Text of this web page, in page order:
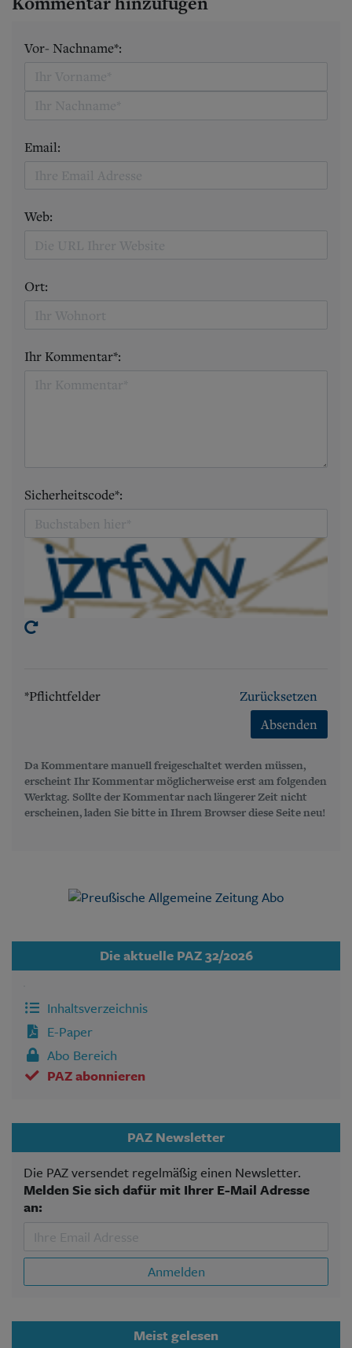
Vor- Nachname*:
Email:
Web:
Ort:
Ihr Kommentar*:
Sicherheitscode*:
*Pflichtfelder
Zurücksetzen
Absenden
Da Kommentare manuell freigeschaltet werden müssen,
erscheint Ihr Kommentar möglicherweise erst am folgenden
Werktag. Sollte der Kommentar nach längerer Zeit nicht
erscheinen, laden Sie bitte in Ihrem Browser diese Seite neu!
Die aktuelle PAZ 32/2026
Inhaltsverzeichnis
E-Paper
Abo Bereich
PAZ abonnieren
PAZ Newsletter
Die PAZ versendet regelmäßig einen Newsletter.
Melden Sie sich dafür mit Ihrer E-Mail Adresse
an:
Anmelden
Meist gelesen